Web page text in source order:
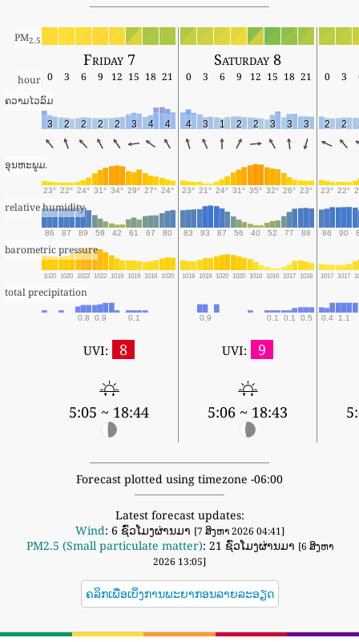
PM2.5
Friday 7 Saturday 8
hour 0 3 6 9 12 15 18 21 0 3 6 9 12 15 18 21 0 3
ຄວາມໄວລົມ
3 2 2 2 2 3 4 4 4 3 1 2 2 3 3 3 2 2
ອຸນຫະພູມ.
23° 22° 24° 31° 34° 29° 27° 24° 23° 21° 24° 31° 35° 32° 26° 23° 23° 22°
relative humidity
86 87 89 59 42 61 67 80 83 93 87 56 40 52 77 88 86 90
barometric pressure
1020 1020 1022 1022 1019 1019 1018 1020 1018 1019 1020 1020 1018 1016 1017 1018 1017 1017
total precipitation
0.8 0.9 0.1 0.9 0.1 0.1 0.5 0.4 1.1
UVI: 8
5:05 ~ 18:44
UVI: 9
5:06 ~ 18:43
Forecast plotted using timezone -06:00
Latest forecast updates:
Wind: 6 ຊົ່ວໂມງຜ່ານມາ [7 ສິງຫາ 2026 04:41]
PM2.5 (Small particulate matter): 21 ຊົ່ວໂມງຜ່ານມາ [6 ສິງຫາ
2026 13:05]
ຄລິກເພື່ອເບິ່ງການພະຍາກອນລາຍລະອຽດ